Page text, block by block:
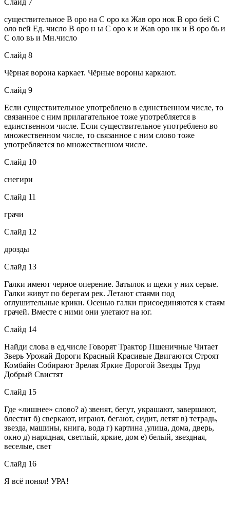
существительное В оро на С оро ка Жав оро нок В оро бей С
оло вей Ед. число В оро н ы С оро к и Жав оро нк и В оро бь и
С оло вь и Мн.число
Слайд 8
Чёрная ворона каркает. Чёрные вороны каркают.
Слайд 9
Если существительное употреблено в единственном числе, то
связанное с ним прилагательное тоже употребляется в
единственном числе. Если существительное употреблено во
множественном числе, то связанное с ним слово тоже
употребляется во множественном числе.
Слайд 10
снегири
Слайд 11
грачи
Слайд 12
дрозды
Слайд 13
Галки имеют черное оперение. Затылок и щеки у них серые.
Галки живут по берегам рек. Летают стаями под
оглушительные крики. Осенью галки присоединяются к стаям
грачей. Вместе с ними они улетают на юг.
Слайд 14
Найди слова в ед.числе Говорят Трактор Пшеничные Читает
Зверь Урожай Дороги Красный Красивые Двигаются Строят
Комбайн Собирают Зрелая Яркие Дорогой Звезды Труд
Добрый Свистят
Слайд 15
Где «лишнее» слово? а) звенят, бегут, украшают, завершают,
блестит б) сверкают, играют, бегают, сидит, летят в) тетрадь,
звезда, машины, книга, вода г) картина ,улица, дома, дверь,
окно д) нарядная, светлый, яркие, дом е) белый, звездная,
веселые, свет
Слайд 16
Я всё понял! УРА!